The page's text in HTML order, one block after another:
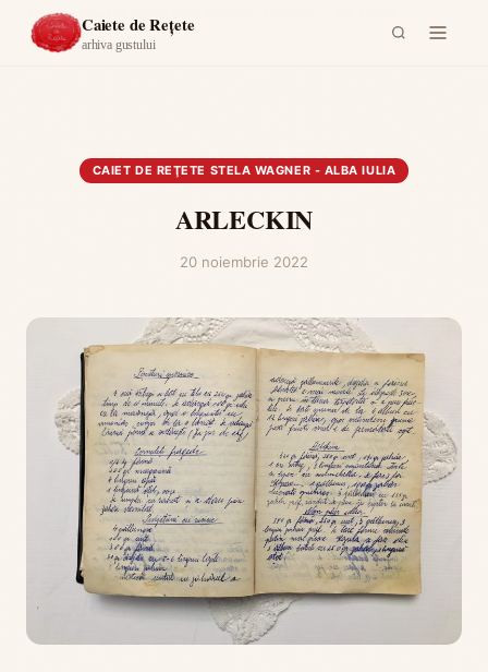
Caiete de Rețete
arhiva gustului
Acasă ›
CAIET DE REŢETE STELA WAGNER - ALBA IULIA
ARLECKIN
20 noiembrie 2022